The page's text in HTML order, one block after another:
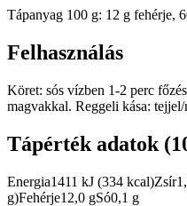
Tápanyag 100 g: 12 g fehérje,
Felhasználás
Köret: sós vízben 1-2 perc
magvakkal. Reggeli kása:
Tápérték adatok
Energia1411 kJ (334
g)Fehérje12,0 gSó0,1 g